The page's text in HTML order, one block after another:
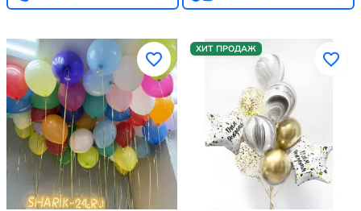
ХИТ ПРОДАЖ